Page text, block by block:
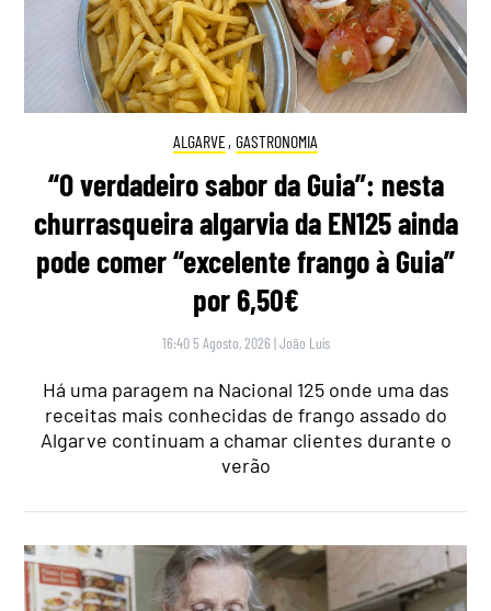
ALGARVE, GASTRONOMIA
“O verdadeiro sabor da Guia”: nesta
churrasqueira algarvia da EN125 ainda
pode comer “excelente frango à Guia”
por 6,50€
16:40 5 Agosto, 2026 |João Luís
Há uma paragem na Nacional 125 onde uma das
receitas mais conhecidas de frango assado do
Algarve continuam a chamar clientes durante o
verão